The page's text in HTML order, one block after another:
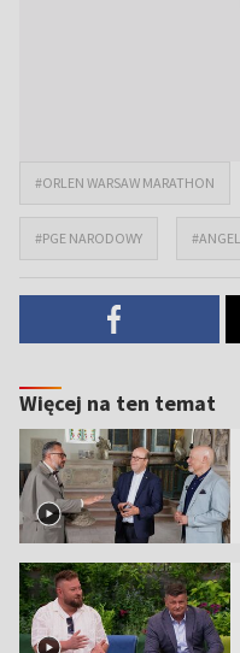
#ORLEN WARSAW MARATHON
#PGE NARODOWY
Więcej na ten temat